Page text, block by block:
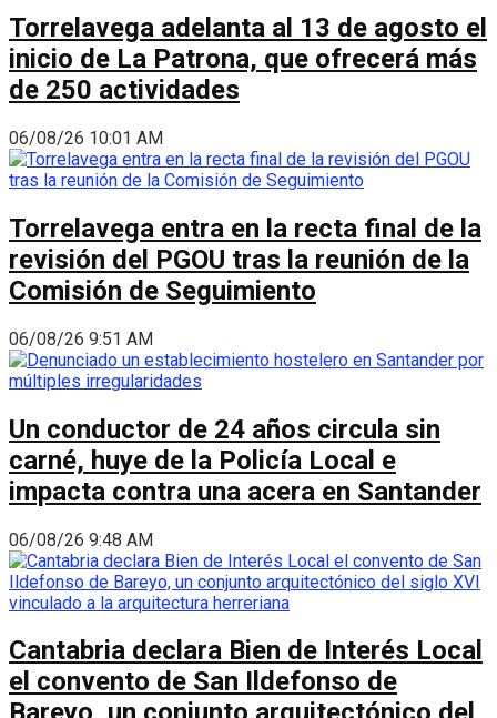
Torrelavega adelanta al 13 de agosto el
inicio de La Patrona, que ofrecerá más
de 250 actividades
06/08/26 10:01 AM
Torrelavega entra en la recta final de la
revisión del PGOU tras la reunión de la
Comisión de Seguimiento
06/08/26 9:51 AM
Un conductor de 24 años circula sin
carné, huye de la Policía Local e
impacta contra una acera en Santander
06/08/26 9:48 AM
Cantabria declara Bien de Interés Local
el convento de San Ildefonso de